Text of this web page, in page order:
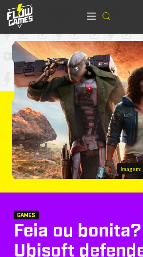
GAMES
Feia ou bonita?
Ubisoft